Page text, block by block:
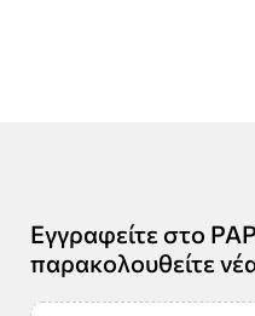
Εγγραφείτε στο
παρακολουθείτε